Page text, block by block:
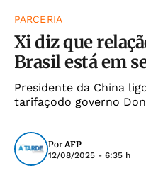
PARCERIA
Xi diz que
Brasil está em
Presidente da China
tarifaçodo governo
PorAFP
12/08/2025 - 6:35 h